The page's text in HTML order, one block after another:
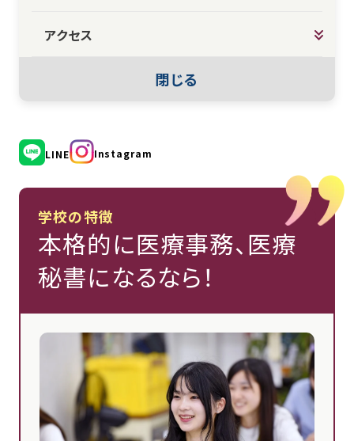
アクセス
閉じる
LINE Instagram
学校の特徴
本格的に医療事務、医療
秘書になるなら！